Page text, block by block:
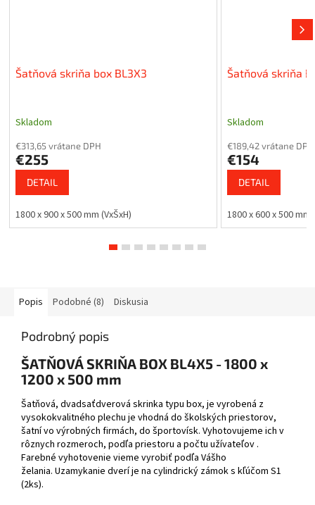
Šatňová skriňa box BL3X3
Skladom
€313,65 vrátane DPH
€255
DETAIL
1800 x 900 x 500 mm (VxŠxH)
Šatňová skriňa
Skladom
€189,42 vrátane DPH
€154
DETAIL
1800 x 600 x 500 mm
Popis Podobné (8) Diskusia
Podrobný popis
ŠATŇOVÁ SKRIŇA BOX BL4X5 - 1800 x
1200 x 500 mm
Šatňová, dvadsaťdverová skrinka typu box, je vyrobená z
vysokokvalitného plechu je vhodná do školských priestorov,
šatní vo výrobných firmách, do športovísk. Vyhotovujeme ich v
rôznych rozmeroch, podľa priestoru a počtu užívateľov .
Farebné vyhotovenie vieme vyrobiť podľa Vášho
želania. Uzamykanie dverí je na cylindrický zámok s kľúčom S1
(2ks).